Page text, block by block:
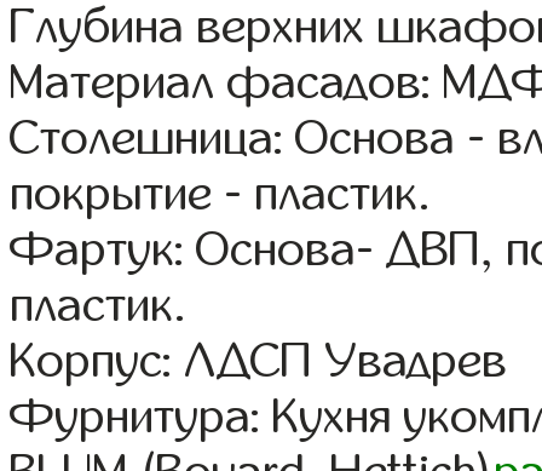
Глубина верхних
Материал фасадов:
Столешница: Основа -
покрытие - пластик.
Фартук: Основа- ДВП,
пластик.
Корпус: ЛДСП Увадрев
Фурнитура: Кухня